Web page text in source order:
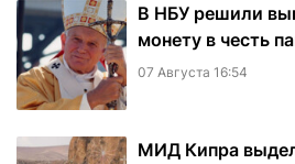
В НБУ решили
монету в честь
07 Августа 16:54
МИД Кипра